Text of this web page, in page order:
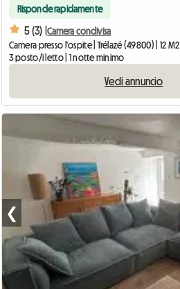
Risponde rapidamente
5 (3) | Camera condivisa
Camera presso l'ospite | Trélazé (49800) | 12 M2
3 posto/i letto | 1 notte minimo
Vedi annuncio
❮